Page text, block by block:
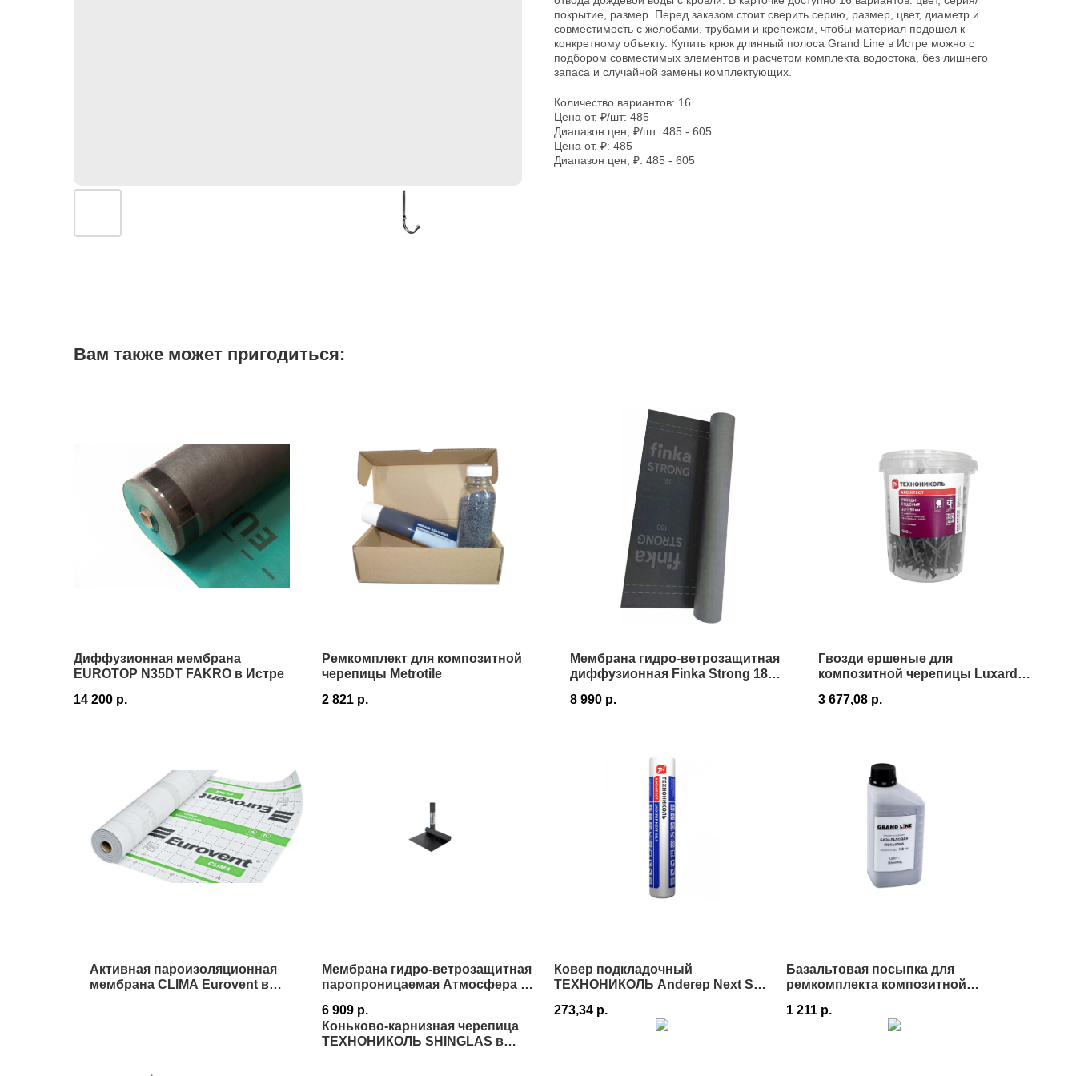
покрытие, размер. Перед заказом стоит сверить серию, размер, цвет, диаметр и
совместимость с желобами, трубами и крепежом, чтобы материал подошел к
конкретному объекту. Купить крюк длинный полоса Grand Line в Истре можно с
подбором совместимых элементов и расчетом комплекта водостока, без лишнего
запаса и случайной замены комплектующих.
Количество вариантов: 16
Цена от, ₽/шт: 485
Диапазон цен, ₽/шт: 485 - 605
Цена от, ₽: 485
Диапазон цен, ₽: 485 - 605
Вам также может пригодиться:
Диффузионная мембрана
EUROTOP N35DT FAKRO в Истре
14 200 р.
Ремкомплект для композитной
черепицы Metrotile
2 821 р.
Мембрана гидро-ветрозащитная
диффузионная Finka Strong 180
8 990 р.
Гвозди ершеные для
композитной черепицы Luxard
3 677,08 р.
Активная пароизоляционная
мембрана CLIMA Eurovent в
Мембрана гидро-ветрозащитная
паропроницаемая Атмосфера M
6 909 р.
Ковер подкладочный
ТЕХНОНИКОЛЬ Anderep Next Self
273,34 р.
Базальтовая посыпка для
ремкомплекта композитной
1 211 р.
Коньково-карнизная черепица
ТЕХНОНИКОЛЬ SHINGLAS в